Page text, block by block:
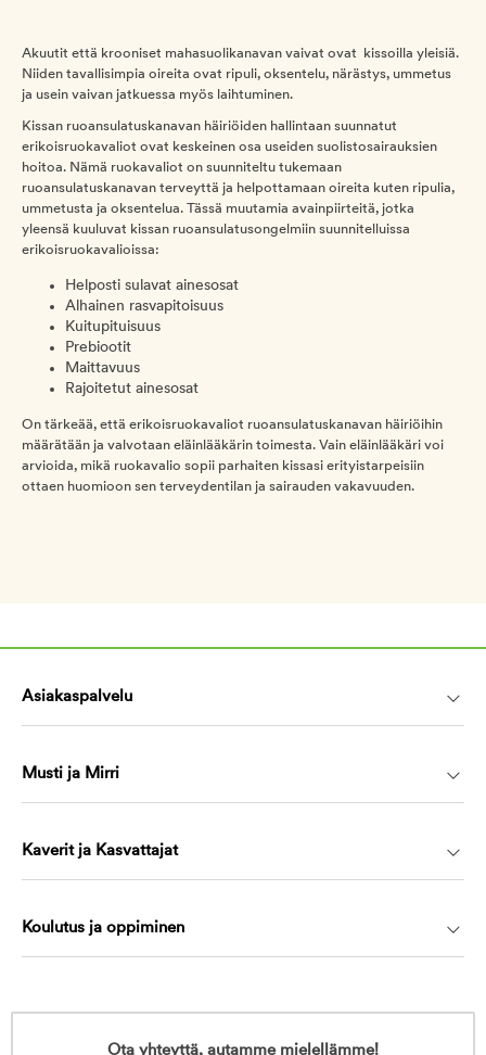
Akuutit että krooniset mahasuolikanavan vaivat ovat kissoilla yleisiä.
Niiden tavallisimpia oireita ovat ripuli, oksentelu, närästys, ummetus
ja usein vaivan jatkuessa myös laihtuminen.
Kissan ruoansulatuskanavan häiriöiden hallintaan suunnatut
erikoisruokavaliot ovat keskeinen osa useiden suolistosairauksien
hoitoa. Nämä ruokavaliot on suunniteltu tukemaan
ruoansulatuskanavan terveyttä ja helpottamaan oireita kuten ripulia,
ummetusta ja oksentelua. Tässä muutamia avainpiirteitä, jotka
yleensä kuuluvat kissan ruoansulatusongelmiin suunnitelluissa
erikoisruokavalioissa:
Helposti sulavat ainesosat
Alhainen rasvapitoisuus
Kuitupituisuus
Prebiootit
Maittavuus
Rajoitetut ainesosat
On tärkeää, että erikoisruokavaliot ruoansulatuskanavan häiriöihin
määrätään ja valvotaan eläinlääkärin toimesta. Vain eläinlääkäri voi
arvioida, mikä ruokavalio sopii parhaiten kissasi erityistarpeisiin
ottaen huomioon sen terveydentilan ja sairauden vakavuuden.
Asiakaspalvelu
Musti ja Mirri
Kaverit ja Kasvattajat
Koulutus ja oppiminen
Ota yhteyttä, autamme mielellämme!